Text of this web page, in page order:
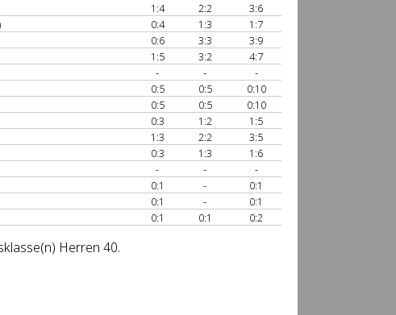
1:4 2:2
3:6
0:4 1:3
1:7
0:6 3:3
3:9
1:5 3:2
4:7
- -
-
0:5 0:5
0:10
0:5 0:5
0:10
0:3 1:2
1:5
1:3 2:2
3:5
0:3 1:3
1:6
- -
-
0:1 -
0:1
0:1 -
0:1
0:1 0:1 0:2
Herren 40.